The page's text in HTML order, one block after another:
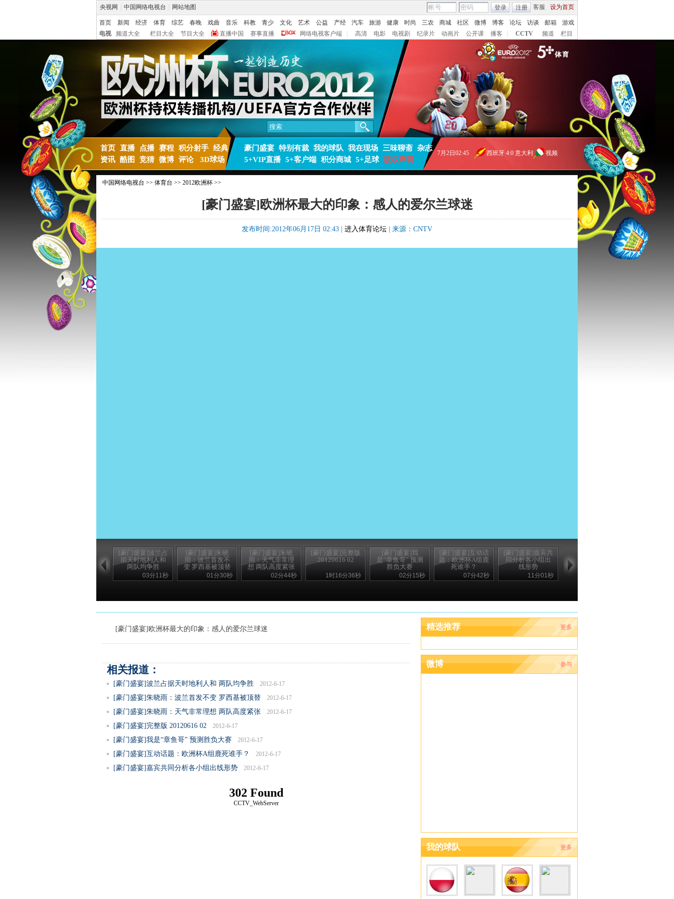
央视网 中国网络电视台 网站地图 客服 设为首页
登录 注册
首页 新闻 经济 体育 综艺 春晚 戏曲 音乐 科教 青少 文化 艺术 公益 产经 汽车 旅游 健康 时尚 三农 商城 社区 微博 博客 论坛 访谈 邮箱
游戏
电视
频道大全 栏目大全 节目大全 直播中国 赛事直播 网络电视客户端 高清 电影 电视剧 纪录片 动画片 公开课 播客 CCTV 频道 栏目
首页 直播 点播 赛程 积分射手 经典
资讯 酷图 竞猜 微博 评论 3D球场
豪门盛宴 特别有裁 我的球队 我在现场 三味聊斋 杂志
5+VIP直播 5+客户端 积分商城 5+足球 版权声明
7月2日02:45 西班牙 4:0 意大利 视频
中国网络电视台 >> 体育台 >> 2012欧洲杯 >>
[豪门盛宴]欧洲杯最大的印象：感人的爱尔兰球迷
发布时间:2012年06月17日 02:43 | 进入体育论坛 | 来源：CNTV
[豪门盛宴]波兰占
据天时地利人和
两队均争胜
03分11秒
[豪门盛宴]朱晓
雨：波兰首发不
变 罗西基被顶替
01分30秒
[豪门盛宴]朱晓
雨：天气非常理
想 两队高度紧张
02分44秒
[豪门盛宴]完整版
20120616 02
1时16分36秒
[豪门盛宴]我
是“章鱼哥” 预测
胜负大赛
02分15秒
[豪门盛宴]互动话
题：欧洲杯A组鹿
死谁手？
07分42秒
[豪门盛宴]嘉宾共
同分析各小组出
线形势
11分01秒
[豪门盛宴]欧洲杯最大的印象：感人的爱尔兰球迷
相关报道：
[豪门盛宴]波兰占据天时地利人和 两队均争胜 2012-6-17
[豪门盛宴]朱晓雨：波兰首发不变 罗西基被顶替 2012-6-17
[豪门盛宴]朱晓雨：天气非常理想 两队高度紧张 2012-6-17
[豪门盛宴]完整版 20120616 02 2012-6-17
[豪门盛宴]我是“章鱼哥” 预测胜负大赛 2012-6-17
[豪门盛宴]互动话题：欧洲杯A组鹿死谁手？ 2012-6-17
[豪门盛宴]嘉宾共同分析各小组出线形势 2012-6-17
302 Found
CCTV_WebServer
精选推荐 更多
微博 参与
我的球队 更多